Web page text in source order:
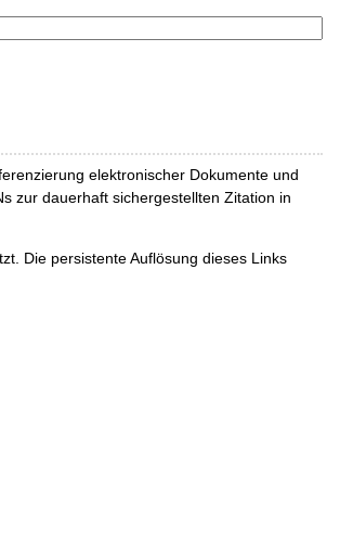
elektronischer Dokumente und
zur dauerhaft sichergestellten Zitation in
Die persistente Auflösung dieses Links